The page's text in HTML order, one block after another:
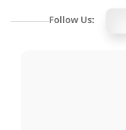
Follow Us: